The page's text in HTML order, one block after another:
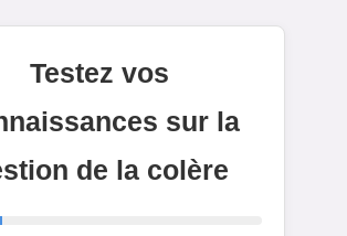
Testez vos
sur la
de la colère